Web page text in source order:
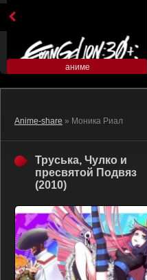
аниме
Anime-share » Моника Риал
Труська, Чулко и
пресвятой Подвяз
(2010)